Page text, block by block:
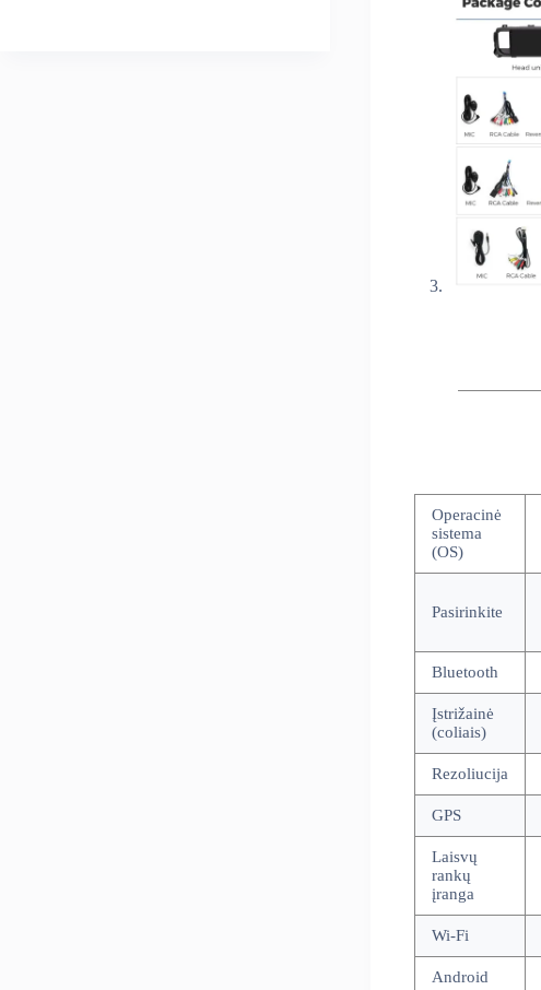
Operacinė
sistema
(OS)
Pasirinkite
Bluetooth
Įstrižainė
(coliais)
Rezoliucija
GPS
Laisvų
rankų
įranga
Wi-Fi
Android